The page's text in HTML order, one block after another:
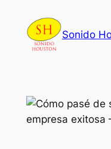
content
Sonido